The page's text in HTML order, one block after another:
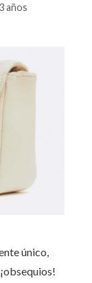
años
único,